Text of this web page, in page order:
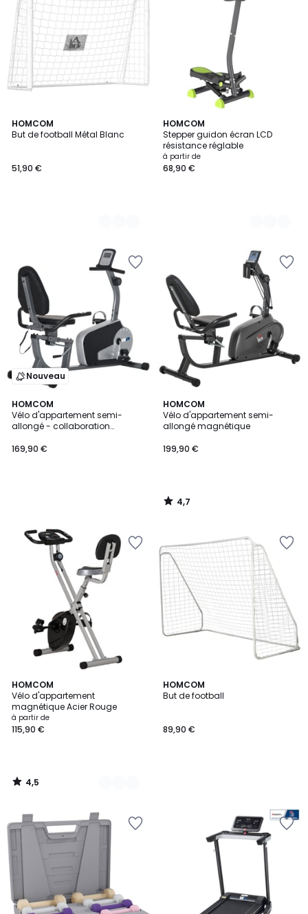
HOMCOM
But de football Métal Blanc
51,90 €
2
Couleurs
HOMCOM
Stepper guidon écran LCD
résistance réglable
à partir de
68,90 €
3
Couleurs
Nouveau
HOMCOM
Vélo d'appartement semi-
allongé - collaboration
169,90 €
HOMCOM
Vélo d'appartement semi-
allongé magnétique
199,90 €
4,7
/ 5
4,7
/
HOMCOM
Vélo d'appartement
magnétique Acier Rouge
à partir de
115,90 €
4,5
/ 5
3
Couleurs
4,5
/
HOMCOM
But de football
89,90 €